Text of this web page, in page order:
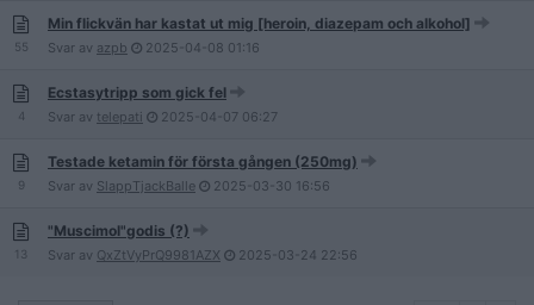
55
Min flickvän har kastat ut mig [heroin, diazepam och alkohol]
Svar av azpb 2025-04-08 01:16
4
Ecstasytripp som gick fel
Svar av telepati 2025-04-07 06:27
9
Testade ketamin för första gången (250mg)
Svar av SlappTjackBalle 2025-03-30 16:56
13
"Muscimol"godis (?)
Svar av QxZtVyPrQ9981AZX 2025-03-24 22:56